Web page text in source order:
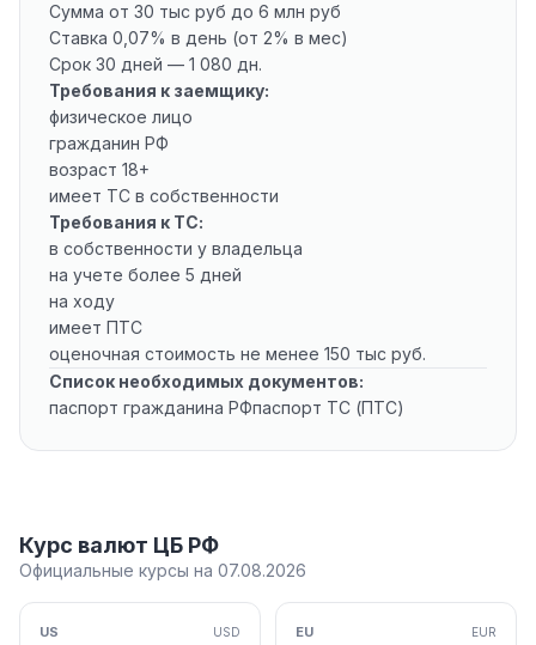
Сумма от 30 тыс руб до 6 млн руб
Ставка 0,07% в день (от 2% в мес)
Срок 30 дней — 1 080 дн.
Требования к заемщику:
физическое лицо
гражданин РФ
возраст 18+
имеет ТС в собственности
Требования к ТС:
в собственности у владельца
на учете более 5 дней
на ходу
имеет ПТС
оценочная стоимость не менее 150 тыс руб.
Список необходимых документов:
паспорт гражданина РФпаспорт ТС (ПТС)
Курс валют ЦБ РФ
Официальные курсы на 07.08.2026
US USD EU EUR